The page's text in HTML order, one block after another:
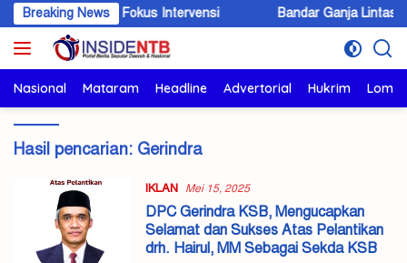
Langsung
ke
konten
Breaking News
Jadi Fokus Intervensi Bandar Ganja Lintas Wilayah
Nasional Mataram Headline Advertorial Hukrim
Hasil pencarian: Gerindra
IKLAN Mei 15, 2025
DPC Gerindra KSB, Mengucapkan
Selamat dan Sukses Atas Pelantikan
drh. Hairul, MM Sebagai Sekda KSB